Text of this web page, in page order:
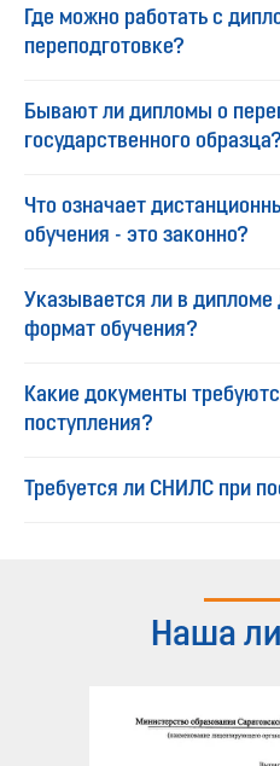
Где можно работать с
переподготовке?
Бывают ли дипломы о
государственного образца?
Что означает
обучения - это законно?
Указывается ли в
формат обучения?
Какие документы
поступления?
Требуется ли СНИЛС при
Наша